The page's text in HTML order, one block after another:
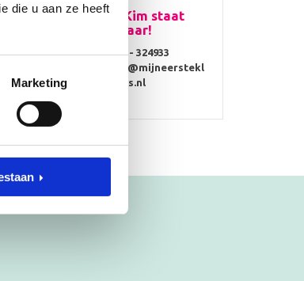
die u aan ze heeft
Marketing
Vragen? Kim staat
voor je klaar!
0314 - 324933
info@mijneerstekl
ompjes.nl